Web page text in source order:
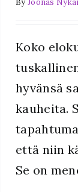
ByJoonas
Koko
hyvänsä
kauheita.
että niin
Se on